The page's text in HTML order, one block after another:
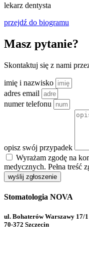
lekarz dentysta
przejdź do biogramu
Masz pytanie?
Skontaktuj się z nami
imię i nazwisko
adres email
numer telefonu
opisz swój przypadek
Wyrażam zgodę na
medycznych. Pełna treść
wyślij zgłoszenie
Stomatologia NOVA
ul. Bohaterów Warszawy 17/1
70-372 Szczecin